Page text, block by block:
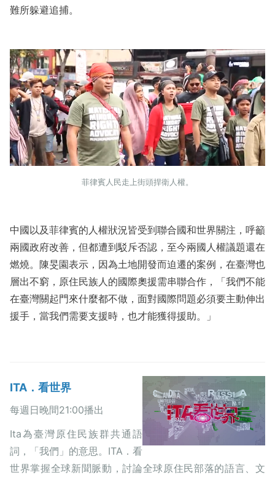
難所躲避追捕。
菲律賓人民走上街頭捍衛人權。
中國以及菲律賓的人權狀況皆受到聯合國和世界關注，呼籲
兩國政府改善，但都遭到駁斥否認，至今兩國人權議題還在
燃燒。陳旻園表示，因為土地開發而迫遷的案例，在臺灣也
層出不窮，原住民族人的國際奧援需串聯合作，「我們不能
在臺灣關起門來什麼都不做，面對國際問題必須要主動伸出
援手，當我們需要支援時，也才能獲得援助。」
ITA．看世界
每週日晚間21:00播出
Ita為臺灣原住民族群共通語
詞，「我們」的意思。ITA．看
世界掌握全球新聞脈動，討論全球原住民部落的語言、文